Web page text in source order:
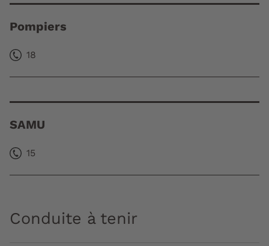
Pompiers
18
SAMU
15
Conduite à tenir